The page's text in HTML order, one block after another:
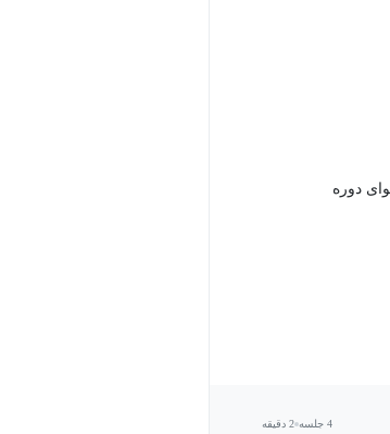
دوره
4 جلسه 2 دقیقه